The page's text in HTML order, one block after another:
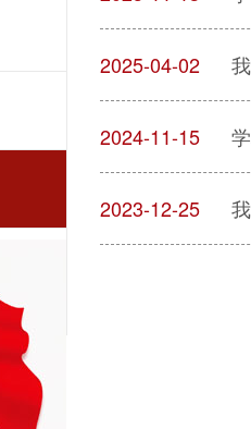
2025-04-02
2024-11-15
2023-12-25